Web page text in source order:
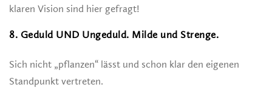
klaren Vision sind hier gefragt!
8. Geduld UND Ungeduld. Milde und Strenge.
Sich nicht „pflanzen“ lässt und schon klar den eigenen
Standpunkt vertreten.